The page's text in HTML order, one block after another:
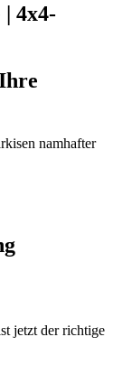
| 4x4-
namhafter
jetzt der richtige